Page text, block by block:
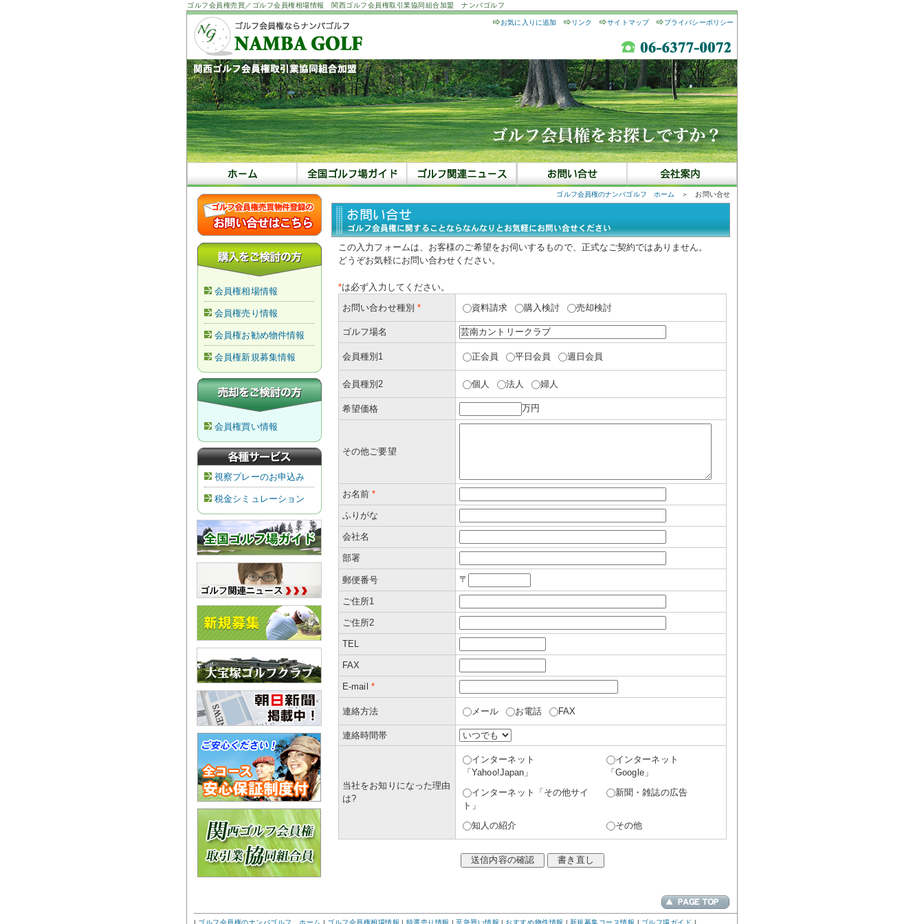
ゴルフ会員権売買／ゴルフ会員権相場情報 関西ゴルフ会員権取引業協同組合加盟 ナンバゴルフ
お気に入りに追加 リンク サイトマップ プライバシーポリシー
会員権相場情報
会員権売り情報
会員権お勧め物件情報
会員権新規募集情報
会員権買い情報
視察プレーのお申込み
税金シミュレーション
ゴルフ会員権のナンバゴルフ ホーム ＞ お問い合せ
この入力フォームは、お客様のご希望をお伺いするもので、正式なご契約ではありません。
どうぞお気軽にお問い合わせください。
*は必ず入力してください。
お問い合わせ種別 * 資料請求 購入検討 売却検討
ゴルフ場名
会員種別1 正会員 平日会員 週日会員
会員種別2 個人 法人 婦人
希望価格 万円
その他ご要望
お名前 *
ふりがな
会社名
部署
郵便番号 〒
ご住所1
ご住所2
TEL
FAX
E-mail *
連絡方法 メール お電話 FAX
連絡時間帯
当社をお知りになった理由
は?
インターネット
「Yahoo!Japan」
インターネット
「Google」
インターネット「その他サイ
ト」
新聞・雑誌の広告
知人の紹介 その他
| ゴルフ会員権のナンバゴルフ ホーム | ゴルフ会員権相場情報 | 特選売り情報 |至急買い情報 | おすすめ物件情報 | 新規募集コース情報 | ゴルフ場ガイド |